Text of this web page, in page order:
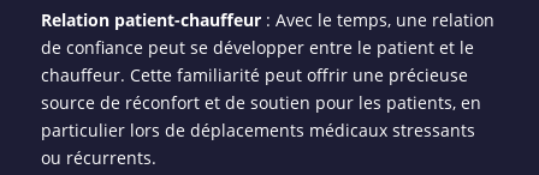
Relation patient-chauffeur: Avec le temps, une relation
de confiance peut se développer entre le patient et le
chauffeur. Cette familiarité peut offrir une précieuse
source de réconfort et de soutien pour les patients, en
particulier lors de déplacements médicaux stressants
ou récurrents.